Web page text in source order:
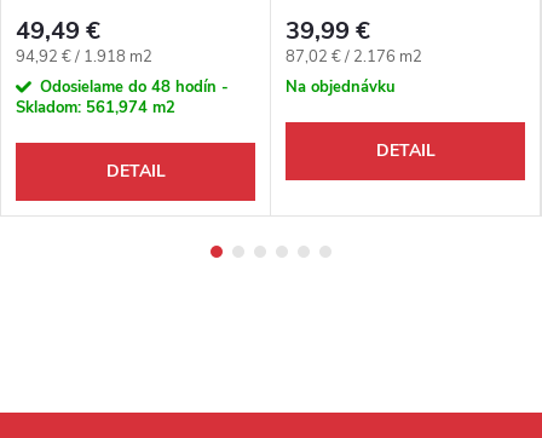
49,49 €
Jednotková cena:
94,92 € / 1.918 m2
Odosielame do 48 hodín -
Skladom: 561,974 m2
DETAIL
39,99 €
Jednotková cena:
87,02 € / 2.176 m2
Na objednávku
DETAIL